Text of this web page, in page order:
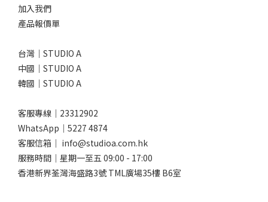
加入我們
產品報價單
台灣｜STUDIO A
中國｜STUDIO A
韓國｜STUDIO A
客服專線｜23312902
WhatsApp｜ 5227 4874
客服信箱｜ info@studioa.com.hk
服務時間｜星期一至五 09:00 - 17:00
香港新界荃灣海盛路3號 TML廣場35樓 B6室